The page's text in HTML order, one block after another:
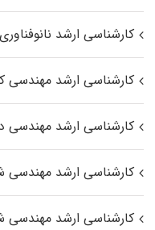
کارشناسی ارشد
کارشناسی ارشد مهندسی
کارشناسی ارشد مهندسی
کارشناسی ارشد مهندسی
کارشناسی ارشد مهندسی